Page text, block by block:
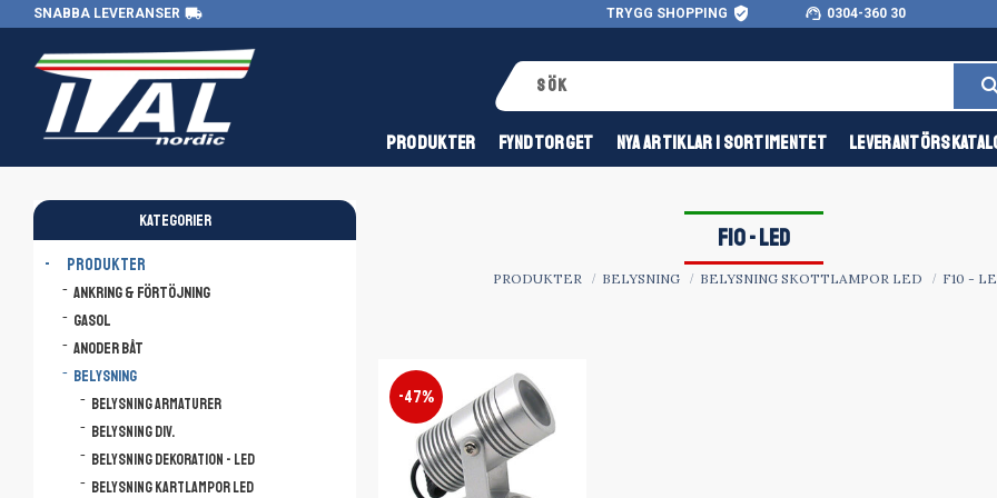
SNABBA LEVERANSER local_shipping TRYGG SHOPPING verified_user support_agent 0304-360 30
PRODUKTER FYNDTORGET NYA ARTIKLAR I SORTIMENTET
F10 - LED
PRODUKTER BELYSNING BELYSNING SKOTTLAMPOR LED F10 -
47%
KATEGORIER
PRODUKTER
Ankring & Förtöjning
Gasol
Anoder båt
Belysning
Belysning armaturer
Belysning div.
Belysning dekoration - LED
Belysning kartlampor LED